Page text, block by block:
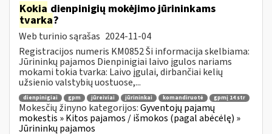
Kokia dienpinigių mokėjimo jūrininkams
tvarka?
Web turinio sąrašas 2024-11-04
Registracijos numeris KM0852 Ši informacija skelbiama:
Jūrininkų pajamos Dienpinigiai laivo įgulos nariams
mokami tokia tvarka: Laivo įgulai, dirbančiai kelių
užsienio valstybių uostuose,...
dienpinigiai gpm jūreiviai jūrininkai komandiruotė gpmį 14 str
Mokesčių žinyno kategorijos:Gyventojų pajamų
mokestis » Kitos pajamos / išmokos (pagal abėcėlę) »
Jūrininkų pajamos